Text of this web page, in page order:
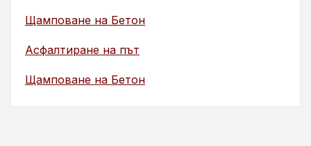
Щамповане на Бетон
Асфалтиране на път
Щамповане на Бетон